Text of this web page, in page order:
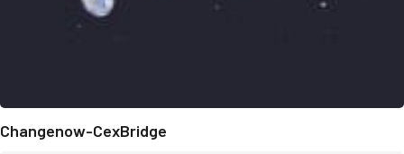
Changenow-CexBridge